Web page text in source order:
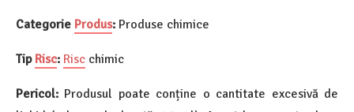
Categorie Produs: Produse chimice
Tip Risc: Risc chimic
Pericol: Produsul poate conține o cantitate excesivă de